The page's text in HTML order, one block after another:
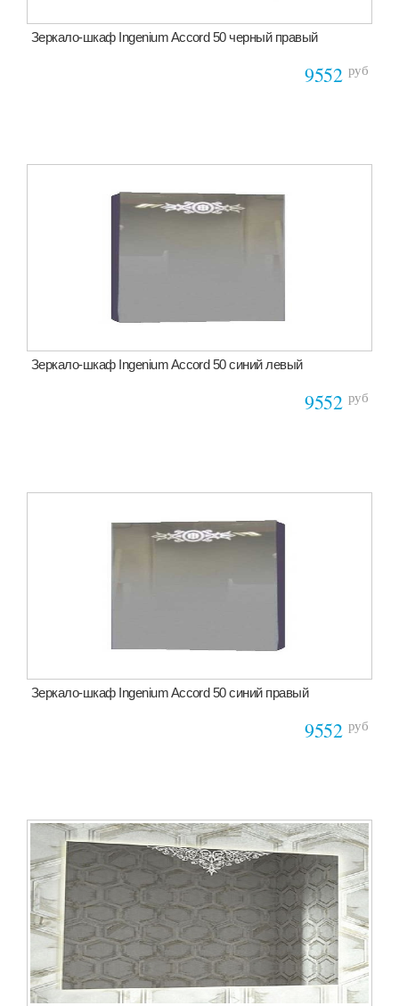
Зеркало-шкаф Ingenium Accord 50 черный правый
9552 руб
Зеркало-шкаф Ingenium Accord 50 синий левый
9552 руб
Зеркало-шкаф Ingenium Accord 50 синий правый
9552 руб